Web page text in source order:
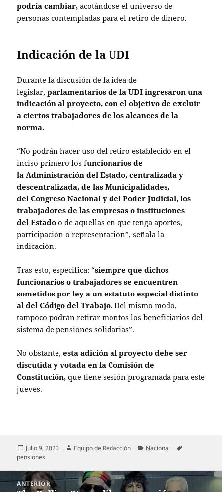
podría cambiar, acotándose el universo de
personas contempladas para el retiro de dinero.
Indicación de la UDI
Durante la discusión de la idea de
legislar,parlamentarios de la UDI ingresaron una
indicación al proyecto, con el objetivo de excluir
a ciertos trabajadores de los alcances de la
norma.
“No podrán hacer uso del retiro establecido en el
inciso primero los funcionarios de
la Administración del Estado, centralizada y
descentralizada, de las Municipalidades,
del Congreso Nacional y del Poder Judicial, los
trabajadores de las empresas o instituciones
del Estado o de aquellas en que tenga aportes,
participación o representación”, señala la
indicación.
Tras esto, especifica: “siempre que dichos
funcionarios o trabajadores se encuentren
sometidos por ley a un estatuto especial distinto
al del Código del Trabajo. Del mismo modo,
tampoco podrán retirar montos los beneficiarios del
sistema de pensiones solidarias”.
No obstante,esta adición al proyecto debe ser
discutida y votada en la Comisión de
Constitución, que tiene sesión programada para este
jueves.
Publicado
el
Julio 9, 2020 Autor
Equipo de Redacción Categorías
Nacional
pensiones
Navegación
ANTERIOR